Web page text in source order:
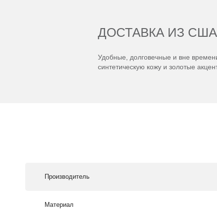
ДОСТАВКА ИЗ
Удобные, долговечные и вне
синтетическую кожу и золотые
Производитель
Материал